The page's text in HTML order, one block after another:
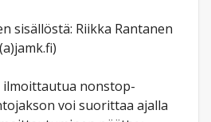
sisällöstä: Riikka Rantanen
nonstop-
voi suorittaa ajalla